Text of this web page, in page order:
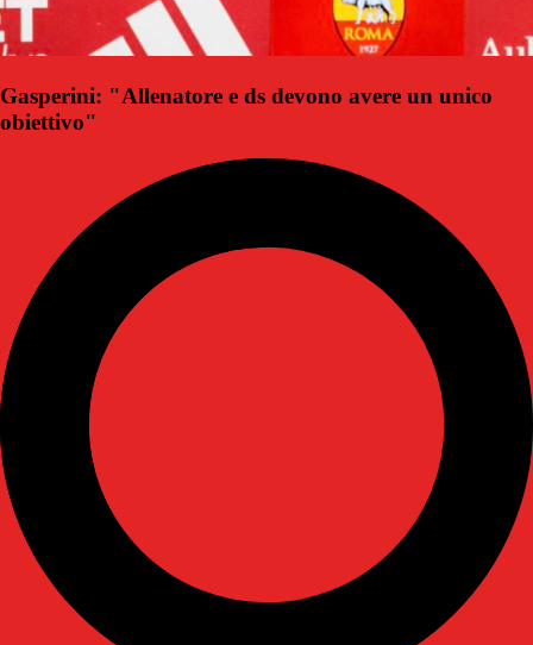
Gasperini: "Allenatore e ds devono avere un unico
obiettivo"